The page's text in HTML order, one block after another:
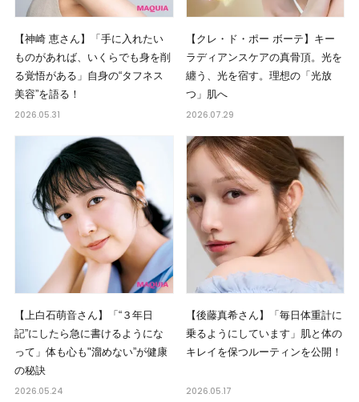
【神崎 恵さん】「手に入れたい
ものがあれば、いくらでも身を削
る覚悟がある」自身の“タフネス
美容”を語る！
2026.05.31
【クレ・ド・ポー ボーテ】キー
ラディアンスケアの真骨頂。光を
纏う、光を宿す。理想の「光放
つ」肌へ
2026.07.29
【上白石萌音さん】「“３年日
記”にしたら急に書けるようにな
って」体も心も"溜めない”が健康
の秘訣
2026.05.24
【後藤真希さん】「毎日体重計に
乗るようにしています」肌と体の
キレイを保つルーティンを公開！
2026.05.17